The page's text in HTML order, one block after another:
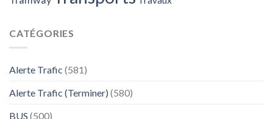
CATÉGORIES
Alerte Trafic (581)
Alerte Trafic (Terminer) (580)
BUS (500)